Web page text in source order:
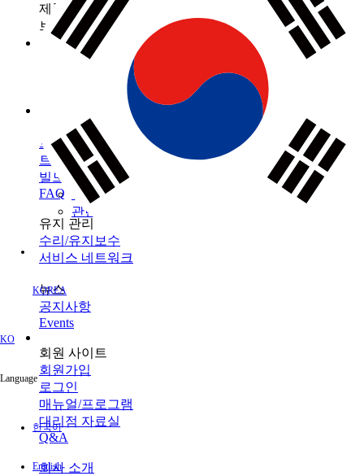
측량
토목
건축
건축의 디지털화란 무엇입니까?
제품정보 카테고리
토탈 스테이션
GNSS
3D 스캐너
머신 컨트롤
인프라 유지 관리
데이터 콜렉터
소프트웨어
레이저
레벨 / 데오드라이트
정밀 농업
관련 제품정보
브랜드
TOPCON
SOKKIA
ClearEdge3D
활용 사례
농업
제품정보 카테고리
토탈 스테이션
3D 스캐너
머신 컨트롤
소프트웨어
SOKKIA
ClearEdge3D
서포트
트레이닝
트레이닝센터
빌드테크
FAQ
유지 관리
수리/유지보수
서비스 네트워크
뉴스
공지사항
Events
회원 사이트
회원가입
로그인
매뉴얼/프로그램
대리점 자료실
Q&A
회사 소개
KOREA
KO
Language
한국어
English